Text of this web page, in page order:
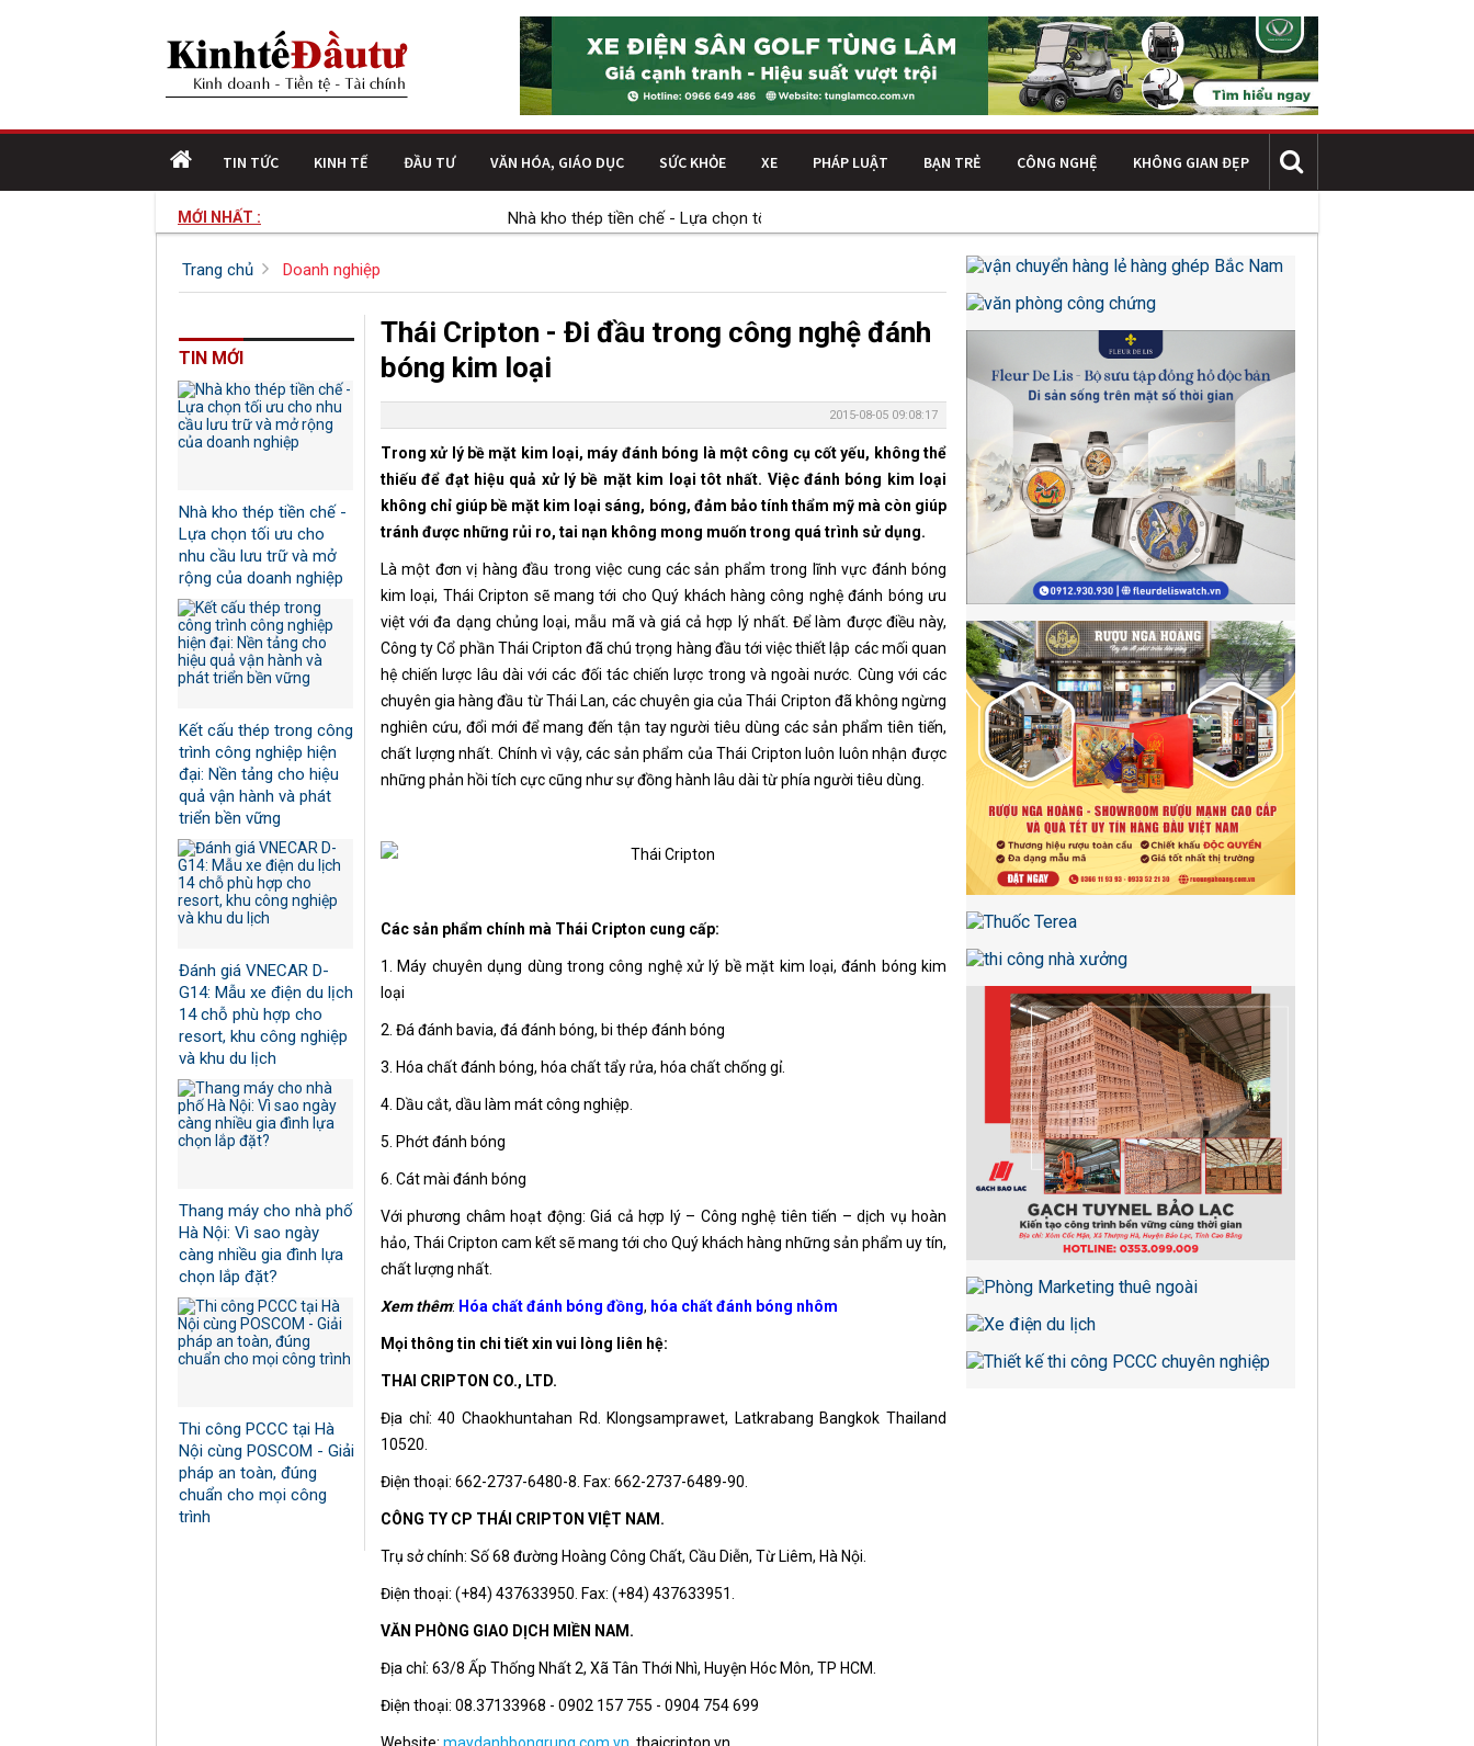
TIN TỨC KINH TẾ ĐẦU TƯ VĂN HÓA, GIÁO DỤC SỨC KHỎE XE PHÁP LUẬT BẠN TRẺ CÔNG NGHỆ KHÔNG GIAN ĐẸP
MỚI NHẤT : Nhà kho thép tiền chế - Lựa chọn tối ưu cho nhu cầu lưu trữ và mở rộng của doanh nghiệp
Trang chủ Doanh nghiệp
Thái Cripton - Đi đầu trong công nghệ đánh
bóng kim loại
2015-08-05 09:08:17
Trong xử lý bề mặt kim loại, máy đánh bóng là một công cụ cốt yếu, không thể
thiếu để đạt hiệu quả xử lý bề mặt kim loại tôt nhất. Việc đánh bóng kim loại
không chỉ giúp bề mặt kim loại sáng, bóng, đảm bảo tính thẩm mỹ mà còn giúp
tránh được những rủi ro, tai nạn không mong muốn trong quá trình sử dụng.
Là một đơn vị hàng đầu trong việc cung các sản phẩm trong lĩnh vực đánh bóng
kim loại, Thái Cripton sẽ mang tới cho Quý khách hàng công nghệ đánh bóng ưu
việt với đa dạng chủng loại, mẫu mã và giá cả hợp lý nhất. Để làm được điều này,
Công ty Cổ phần Thái Cripton đã chú trọng hàng đầu tới việc thiết lập các mối quan
hệ chiến lược lâu dài với các đối tác chiến lược trong và ngoài nước. Cùng với các
chuyên gia hàng đầu từ Thái Lan, các chuyên gia của Thái Cripton đã không ngừng
nghiên cứu, đổi mới để mang đến tận tay người tiêu dùng các sản phẩm tiên tiến,
chất lượng nhất. Chính vì vậy, các sản phẩm của Thái Cripton luôn luôn nhận được
những phản hồi tích cực cũng như sự đồng hành lâu dài từ phía người tiêu dùng.
Các sản phẩm chính mà Thái Cripton cung cấp:
1. Máy chuyên dụng dùng trong công nghệ xử lý bề mặt kim loại, đánh bóng kim
loại
2. Đá đánh bavia, đá đánh bóng, bi thép đánh bóng
3. Hóa chất đánh bóng, hóa chất tẩy rửa, hóa chất chống gỉ.
4. Dầu cắt, dầu làm mát công nghiệp.
5. Phớt đánh bóng
6. Cát mài đánh bóng
Với phương châm hoạt động: Giá cả hợp lý – Công nghệ tiên tiến – dịch vụ hoàn
hảo, Thái Cripton cam kết sẽ mang tới cho Quý khách hàng những sản phẩm uy tín,
chất lượng nhất.
Xem thêm: Hóa chất đánh bóng đồng, hóa chất đánh bóng nhôm
Mọi thông tin chi tiết xin vui lòng liên hệ:
THAI CRIPTON CO., LTD.
Địa chỉ: 40 Chaokhuntahan Rd. Klongsamprawet, Latkrabang Bangkok Thailand
10520.
Điện thoại: 662-2737-6480-8. Fax: 662-2737-6489-90.
CÔNG TY CP THÁI CRIPTON VIỆT NAM.
Trụ sở chính: Số 68 đường Hoàng Công Chất, Cầu Diễn, Từ Liêm, Hà Nội.
Điện thoại: (+84) 437633950. Fax: (+84) 437633951.
VĂN PHÒNG GIAO DỊCH MIỀN NAM.
Địa chỉ: 63/8 Ấp Thống Nhất 2, Xã Tân Thới Nhì, Huyện Hóc Môn, TP HCM.
Điện thoại: 08.37133968 - 0902 157 755 - 0904 754 699
TIN MỚI
Nhà kho thép tiền chế -
Lựa chọn tối ưu cho
nhu cầu lưu trữ và mở
rộng của doanh nghiệp
Kết cấu thép trong công
trình công nghiệp hiện
đại: Nền tảng cho hiệu
quả vận hành và phát
triển bền vững
Đánh giá VNECAR D-
G14: Mẫu xe điện du lịch
14 chỗ phù hợp cho
resort, khu công nghiệp
và khu du lịch
Thang máy cho nhà phố
Hà Nội: Vì sao ngày
càng nhiều gia đình lựa
chọn lắp đặt?
Thi công PCCC tại Hà
Nội cùng POSCOM - Giải
pháp an toàn, đúng
chuẩn cho mọi công
trình